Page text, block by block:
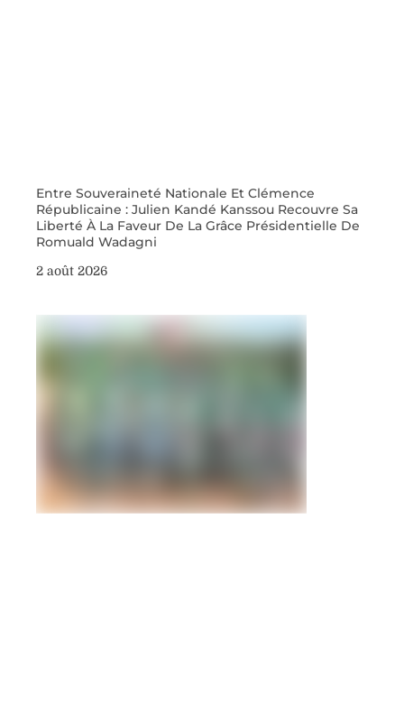
Entre Souveraineté Nationale Et Clémence
Républicaine : Julien Kandé Kanssou Recouvre Sa
Liberté À La Faveur De La Grâce Présidentielle De
Romuald Wadagni
2 août 2026